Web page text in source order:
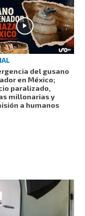
del gusano
en México;
paralizado,
millonarias y
a humanos